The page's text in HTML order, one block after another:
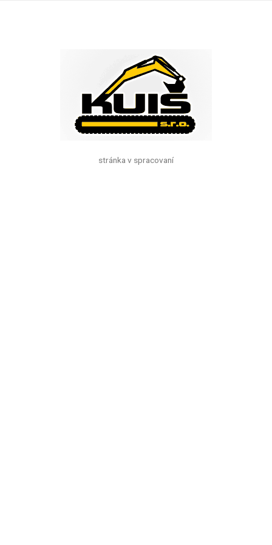
stránka v spracovaní